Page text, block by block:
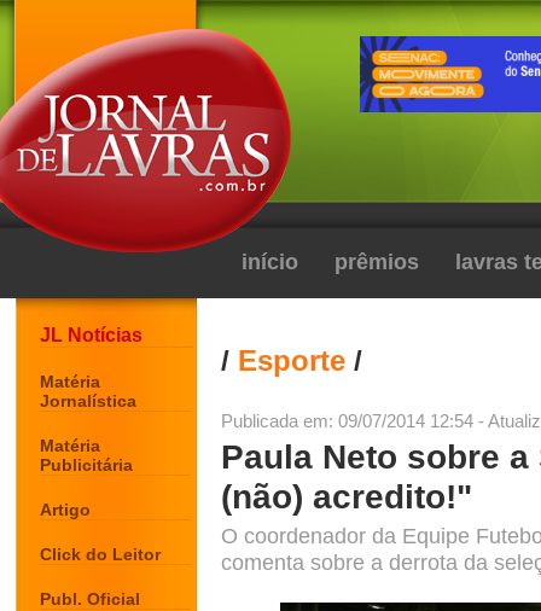
início prêmios lavras
JL Notícias
Matéria
Jornalística
Matéria
Publicitária
Artigo
Click do Leitor
Publ. Oficial
/ Esporte /
Publicada em: 09/07/2014 12:54 -
Paula Neto sobre
(não) acredito!"
O coordenador da Equipe
comenta sobre a derrota da